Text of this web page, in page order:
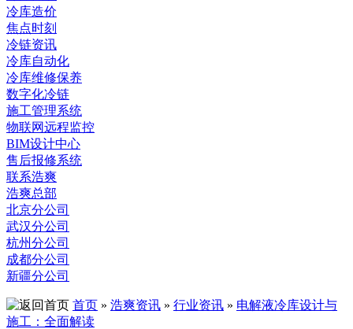
冷库造价
焦点时刻
冷链资讯
冷库自动化
冷库维修保养
数字化冷链
施工管理系统
物联网远程监控
BIM设计中心
售后报修系统
联系浩爽
浩爽总部
北京分公司
武汉分公司
杭州分公司
成都分公司
新疆分公司
首页 » 浩爽资讯 » 行业资讯 » 电解液冷库设计与
施工：全面解读